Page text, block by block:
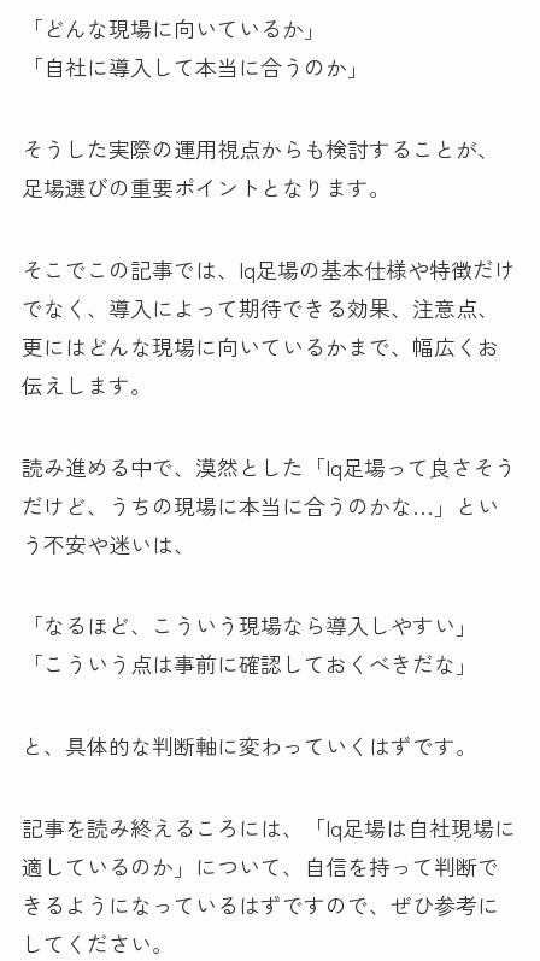
「どんな現場に向いているか」
「自社に導入して本当に合うのか」
そうした実際の運用視点からも検討することが、
足場選びの重要ポイントとなります。
そこでこの記事では、Iq足場の基本仕様や特徴だけ
でなく、導入によって期待できる効果、注意点、
更にはどんな現場に向いているかまで、幅広くお
伝えします。
読み進める中で、漠然とした「Iq足場って良さそう
だけど、うちの現場に本当に合うのかな…」とい
う不安や迷いは、
「なるほど、こういう現場なら導入しやすい」
「こういう点は事前に確認しておくべきだな」
と、具体的な判断軸に変わっていくはずです。
記事を読み終えるころには、「Iq足場は自社現場に
適しているのか」について、自信を持って判断で
きるようになっているはずですので、ぜひ参考に
してください。